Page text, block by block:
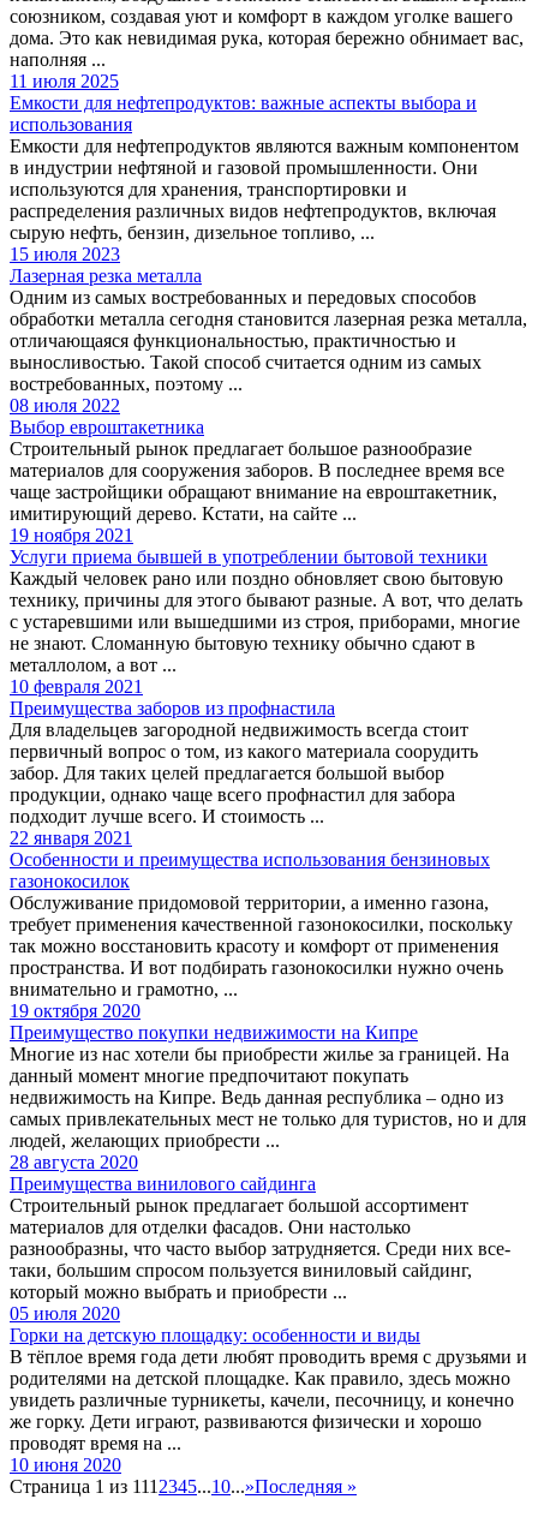
союзником, создавая уют и комфорт в каждом уголке вашего
дома. Это как невидимая рука, которая бережно обнимает вас,
наполняя ...
11 июля 2025
Емкости для нефтепродуктов: важные аспекты выбора и
использования
Емкости для нефтепродуктов являются важным компонентом
в индустрии нефтяной и газовой промышленности. Они
используются для хранения, транспортировки и
распределения различных видов нефтепродуктов, включая
сырую нефть, бензин, дизельное топливо, ...
15 июля 2023
Лазерная резка металла
Одним из самых востребованных и передовых способов
обработки металла сегодня становится лазерная резка металла,
отличающаяся функциональностью, практичностью и
выносливостью. Такой способ считается одним из самых
востребованных, поэтому ...
08 июля 2022
Выбор евроштакетника
Строительный рынок предлагает большое разнообразие
материалов для сооружения заборов. В последнее время все
чаще застройщики обращают внимание на евроштакетник,
имитирующий дерево. Кстати, на сайте ...
19 ноября 2021
Услуги приема бывшей в употреблении бытовой техники
Каждый человек рано или поздно обновляет свою бытовую
технику, причины для этого бывают разные. А вот, что делать
с устаревшими или вышедшими из строя, приборами, многие
не знают. Сломанную бытовую технику обычно сдают в
металлолом, а вот ...
10 февраля 2021
Преимущества заборов из профнастила
Для владельцев загородной недвижимость всегда стоит
первичный вопрос о том, из какого материала соорудить
забор. Для таких целей предлагается большой выбор
продукции, однако чаще всего профнастил для забора
подходит лучше всего. И стоимость ...
22 января 2021
Особенности и преимущества использования бензиновых
газонокосилок
Обслуживание придомовой территории, а именно газона,
требует применения качественной газонокосилки, поскольку
так можно восстановить красоту и комфорт от применения
пространства. И вот подбирать газонокосилки нужно очень
внимательно и грамотно, ...
19 октября 2020
Преимущество покупки недвижимости на Кипре
Многие из нас хотели бы приобрести жилье за границей. На
данный момент многие предпочитают покупать
недвижимость на Кипре. Ведь данная республика – одно из
самых привлекательных мест не только для туристов, но и для
людей, желающих приобрести ...
28 августа 2020
Преимущества винилового сайдинга
Строительный рынок предлагает большой ассортимент
материалов для отделки фасадов. Они настолько
разнообразны, что часто выбор затрудняется. Среди них все-
таки, большим спросом пользуется виниловый сайдинг,
который можно выбрать и приобрести ...
05 июля 2020
Горки на детскую площадку: особенности и виды
В тёплое время года дети любят проводить время с друзьями и
родителями на детской площадке. Как правило, здесь можно
увидеть различные турникеты, качели, песочницу, и конечно
же горку. Дети играют, развиваются физически и хорошо
проводят время на ...
10 июня 2020
Страница 1 из 111 2345...10...»Последняя »